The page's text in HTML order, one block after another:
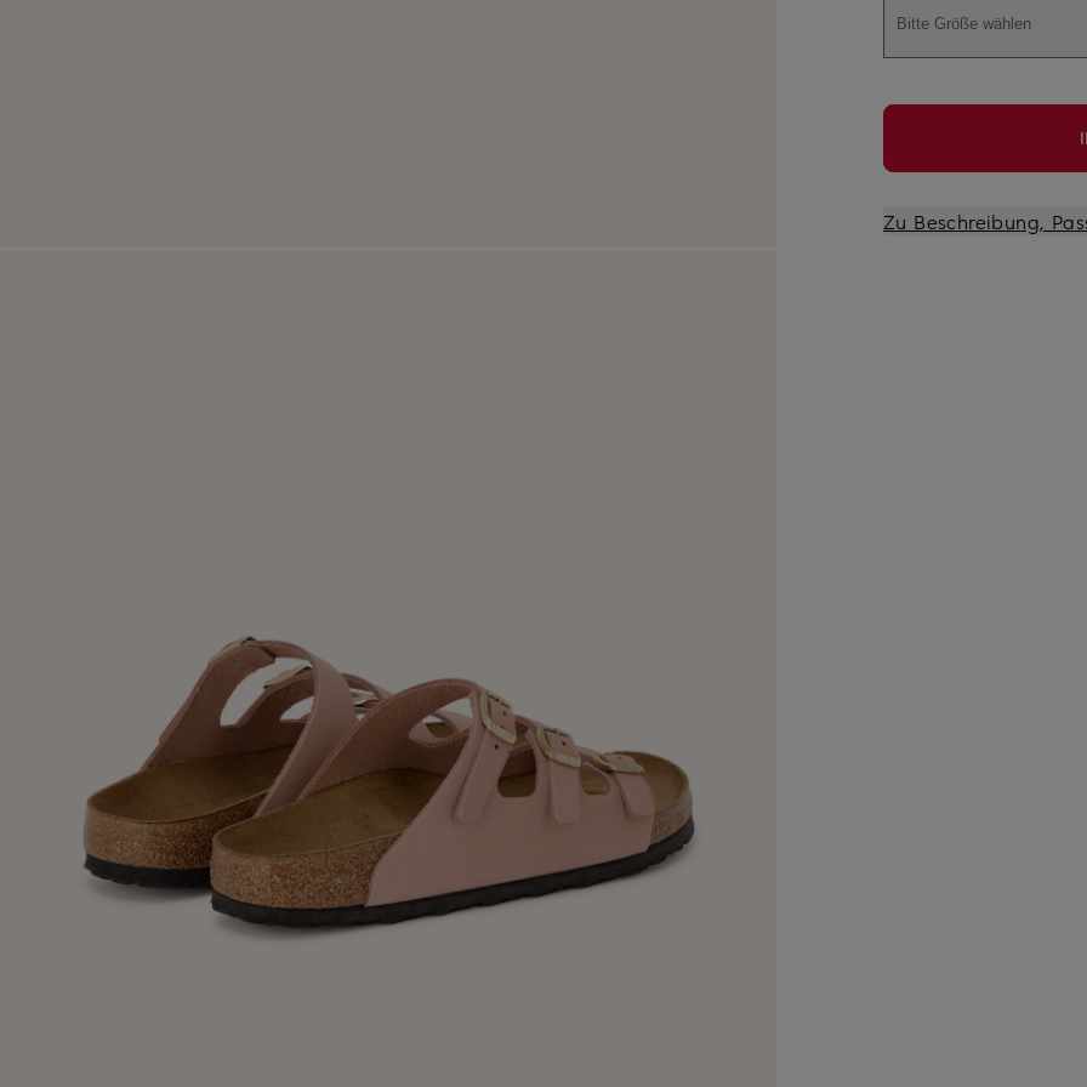
Bitte Größe wählen
Zu Beschreibung,